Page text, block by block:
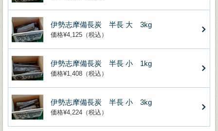
伊勢志摩備長炭 半長 大 3kg
価格¥4,125（税込）
伊勢志摩備長炭 半長 小 1kg
価格¥1,408（税込）
伊勢志摩備長炭 半長 小 3kg
価格¥4,224（税込）